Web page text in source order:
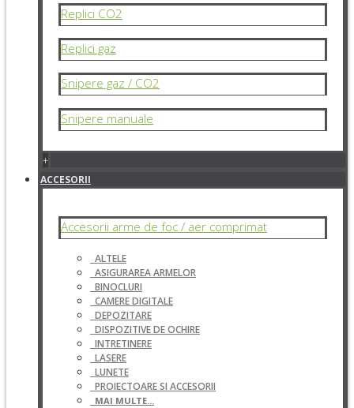
Replici CO2
Replici gaz
Snipere gaz / CO2
Snipere manuale
+
ACCESORII
Accesorii arme de foc / aer comprimat
ALTELE
ASIGURAREA ARMELOR
BINOCLURI
CAMERE DIGITALE
DEPOZITARE
DISPOZITIVE DE OCHIRE
INTRETINERE
LASERE
LUNETE
PROIECTOARE SI ACCESORII
MAI MULTE...